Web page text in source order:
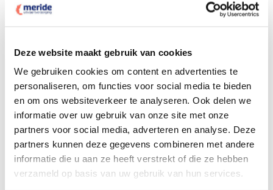
Deze website maakt gebruik van cookies
We gebruiken cookies om content en advertenties te
personaliseren, om functies voor social media te bieden
en om ons websiteverkeer te analyseren. Ook delen we
informatie over uw gebruik van onze site met onze
partners voor social media, adverteren en analyse. Deze
partners kunnen deze gegevens combineren met andere
informatie die u aan ze heeft verstrekt of die ze hebben
verzameld op basis van uw gebruik van hun services.
Dit kost een crematie